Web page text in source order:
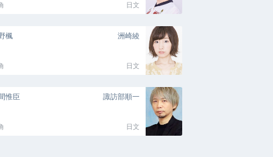
日文
楓 洲崎綾
日文
惟臣 諏訪部順一
日文